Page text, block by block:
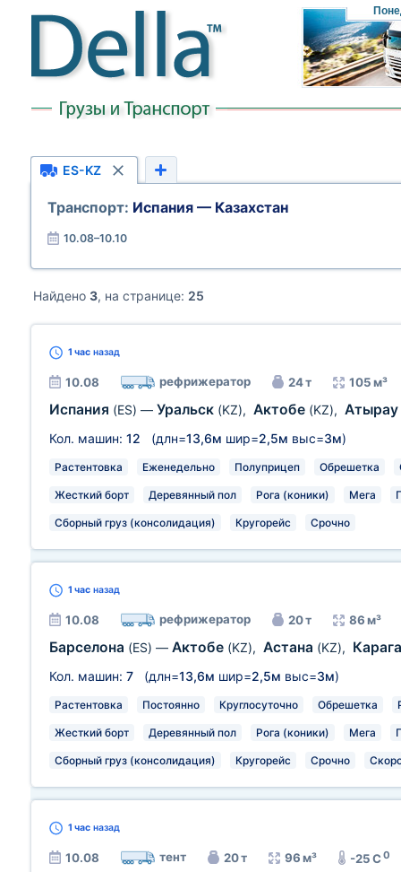
ES-KZ
Транспорт: Испания — Казахстан
10.08–10.10
Найдено 3, на странице: 25
1 час назад
10.08 рефрижератор 24 т 105 м³
Испания (ES) — Уральск (KZ), Актобе (KZ), Атырау
Кол. машин: 12 (длн=13,6м шир=2,5м выс=3м)
Растентовка Еженедельно Полуприцеп Обрешетка
Жесткий борт Деревянный пол Рога (коники) Мега
Сборный груз (консолидация) Кругорейс Срочно
1 час назад
10.08 рефрижератор 20 т 86 м³
Барселона (ES) — Актобе (KZ), Астана (KZ),
Кол. машин: 7 (длн=13,6м шир=2,5м выс=3м)
Растентовка Постоянно Круглосуточно Обрешетка
Жесткий борт Деревянный пол Рога (коники) Мега
Сборный груз (консолидация) Кругорейс Срочно
1 час назад
10.08 тент 20 т 96 м³ -25 C0